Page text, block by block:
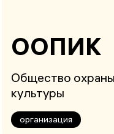
ООПИК
Общество
культуры
организация